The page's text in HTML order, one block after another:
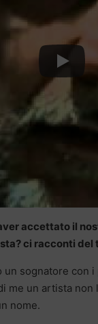
accettato il
ci racconti del
sognatore con
me un artista
nome.